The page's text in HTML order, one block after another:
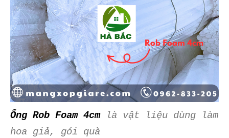
Ống Rob Foam 4cmlà vật liệu dùng làm
hoa giả, gói quà